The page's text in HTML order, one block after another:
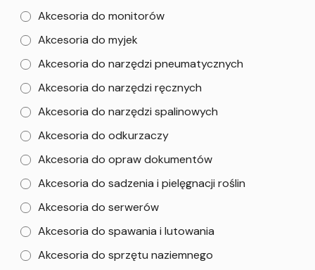
Akcesoria do monitorów
Akcesoria do myjek
Akcesoria do narzędzi pneumatycznych
Akcesoria do narzędzi ręcznych
Akcesoria do narzędzi spalinowych
Akcesoria do odkurzaczy
Akcesoria do opraw dokumentów
Akcesoria do sadzenia i pielęgnacji roślin
Akcesoria do serwerów
Akcesoria do spawania i lutowania
Akcesoria do sprzętu naziemnego